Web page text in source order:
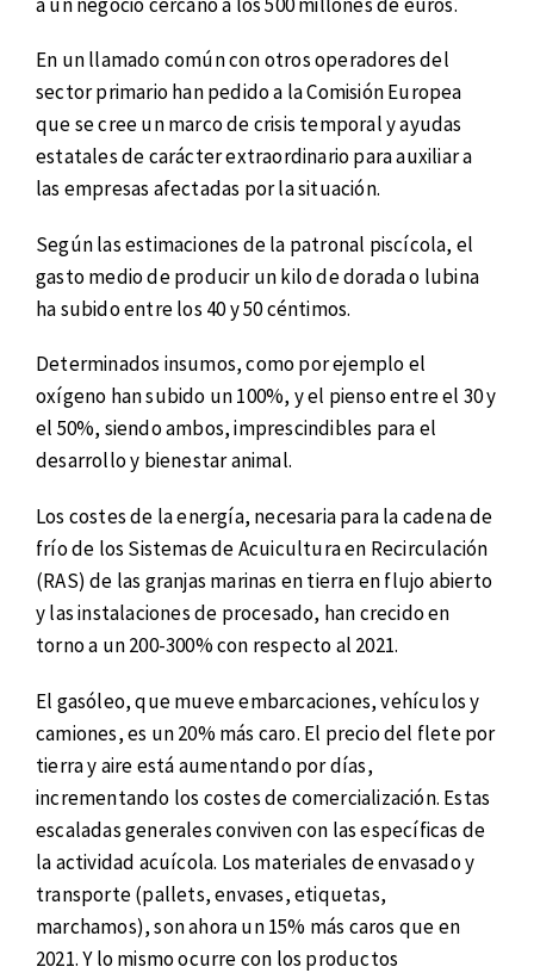
En un llamado común con otros operadores del
sector primario han pedido a la Comisión Europea
que se cree un marco de crisis temporal y ayudas
estatales de carácter extraordinario para auxiliar a
las empresas afectadas por la situación.
Según las estimaciones de la patronal piscícola, el
gasto medio de producir un kilo de dorada o lubina
ha subido entre los 40 y 50 céntimos.
Determinados insumos, como por ejemplo el
oxígeno han subido un 100%, y el pienso entre el 30 y
el 50%, siendo ambos, imprescindibles para el
desarrollo y bienestar animal.
Los costes de la energía, necesaria para la cadena de
frío de los Sistemas de Acuicultura en Recirculación
(RAS) de las granjas marinas en tierra en flujo abierto
y las instalaciones de procesado, han crecido en
torno a un 200-300% con respecto al 2021.
El gasóleo, que mueve embarcaciones, vehículos y
camiones, es un 20% más caro. El precio del flete por
tierra y aire está aumentando por días,
incrementando los costes de comercialización. Estas
escaladas generales conviven con las específicas de
la actividad acuícola. Los materiales de envasado y
transporte (pallets, envases, etiquetas,
marchamos), son ahora un 15% más caros que en
2021. Y lo mismo ocurre con los productos